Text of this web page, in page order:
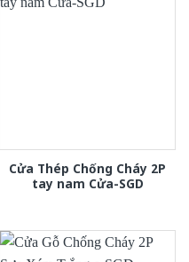
Cửa Thép Chống Cháy 2P
tay nam Cửa-SGD